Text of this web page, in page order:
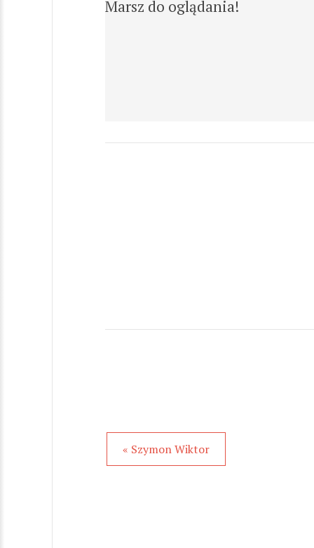
Marsz do oglądania!
« Szymon Wiktor